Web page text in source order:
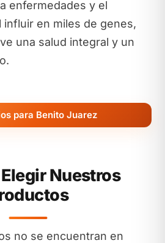
enfermedades y el
influir en miles de genes,
una salud integral y un
para Benito Juarez
Nuestros
no se encuentran en